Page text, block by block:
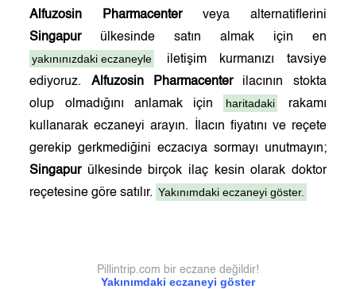
Alfuzosin Pharmacenterveya alternatiflerini
Singapurülkesinde satın almak için en
yakınınızdaki eczaneyle
iletişim kurmanızı tavsiye
ediyoruz. Alfuzosin Pharmacenterilacının stokta
olup olmadığını anlamak için
haritadaki
rakamı
kullanarak eczaneyi arayın. İlacın fiyatını ve reçete
gerekip gerkmediğini eczacıya sormayı unutmayın;
Singapurülkesinde birçok ilaç kesin olarak doktor
reçetesine göre satılır. Yakınımdaki eczaneyi göster.
Yakınımdaki eczaneyi göster
Pillintrip.com bir eczane değildir!